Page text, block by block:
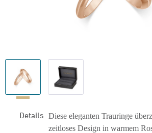
Details Diese eleganten Trauringe
zeitloses Design in warmem